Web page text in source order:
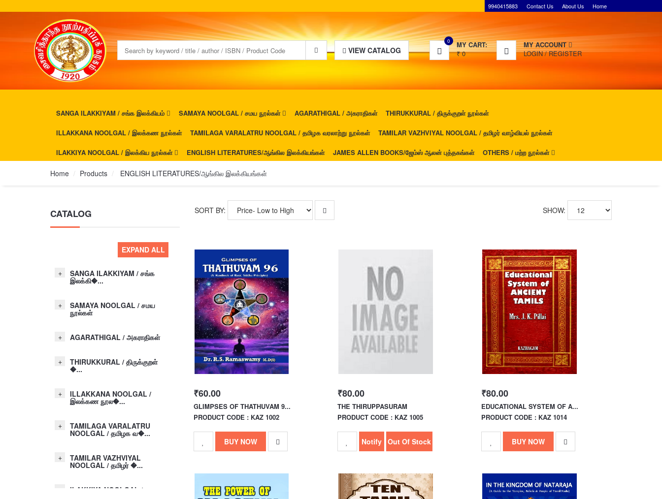
9940415883 Contact Us About Us Home
VIEW CATALOG
0
MY CART:
₹0
MY ACCOUNT
LOGIN/REGISTER
SANGA ILAKKIYAM / சங்க இலக்கியம் SAMAYA NOOLGAL / சமய நூல்கள் AGARATHIGAL / அகராதிகள் THIRUKKURAL / திருக்குறள் நூல்கள்
ILLAKKANA NOOLGAL / இலக்கண நூல்கள் TAMILAGA VARALATRU NOOLGAL / தமிழக வரலாற்று நூல்கள் TAMILAR VAZHVIYAL NOOLGAL / தமிழர் வாழ்வியல் நூல்கள்
ILAKKIYA NOOLGAL / இலக்கிய நூல்கள் ENGLISH LITERATURES/ஆங்கில இலக்கியங்கள் JAMES ALLEN BOOKS/ஜேம்ஸ் ஆலன் புத்தகங்கள் OTHERS / மற்ற நூல்கள்
Home Products ENGLISH LITERATURES/ஆங்கில இலக்கியங்கள்
CATALOG
EXPAND ALL
SANGA ILAKKIYAM / சங்க
இலக்கி�...
SAMAYA NOOLGAL / சமய
நூல்கள்
AGARATHIGAL / அகராதிகள்
THIRUKKURAL / திருக்குறள்
�...
ILLAKKANA NOOLGAL /
இலக்கண நூல�...
TAMILAGA VARALATRU
NOOLGAL / தமிழக வ�...
TAMILAR VAZHVIYAL
NOOLGAL / தமிழர் �...
ILAKKIYA NOOLGAL /
SORT BY: SHOW:
₹60.00
GLIMPSES OF THATHUVAM 9...
PRODUCT CODE : KAZ 1002
BUY NOW
₹80.00
THE THIRUPPASURAM
PRODUCT CODE : KAZ 1005
Notify Out Of Stock
₹80.00
EDUCATIONAL SYSTEM OF A...
PRODUCT CODE : KAZ 1014
BUY NOW